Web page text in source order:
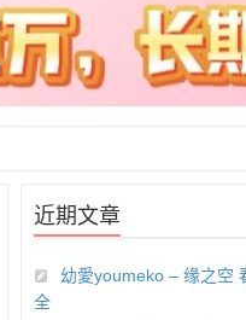
近期文章
幼愛youmeko – 缘之空
全